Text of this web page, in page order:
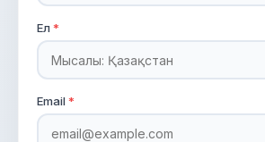
Ел *
Email*